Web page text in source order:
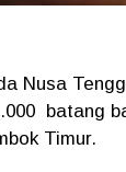
Nusa
batang
Timur.